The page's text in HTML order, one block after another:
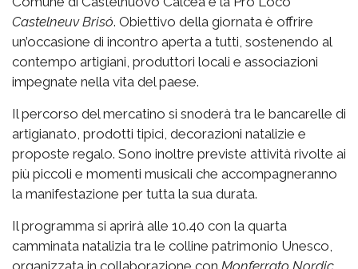
Castelneuv Brisó. Obiettivo della giornata è offrire
un’occasione di incontro aperta a tutti, sostenendo al
contempo artigiani, produttori locali e associazioni
impegnate nella vita del paese.
Il percorso del mercatino si snoderà tra le bancarelle di
artigianato, prodotti tipici, decorazioni natalizie e
proposte regalo. Sono inoltre previste attività rivolte ai
più piccoli e momenti musicali che accompagneranno
la manifestazione per tutta la sua durata.
Il programma si aprirà alle 10.40 con la quarta
camminata natalizia tra le colline patrimonio Unesco,
organizzata in collaborazione con Monferrato Nordic